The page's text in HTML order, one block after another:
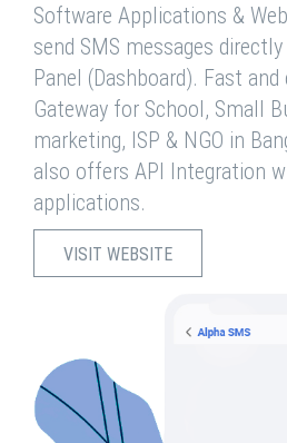
Software Applications &
send SMS messages
Panel (Dashboard). Fast
Gateway for School, Small
marketing, ISP & NGO in
also offers API Integration
applications.
VISIT WEBSITE